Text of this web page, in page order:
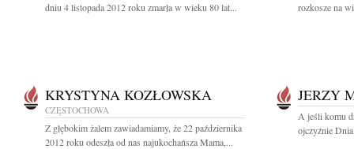
dniu 4 listopada 2012 roku zmarła w wieku 80 lat...
rozkosze na
KRYSTYNA KOZŁOWSKA
CZĘSTOCHOWA
Z głębokim żalem zawiadamiamy, że 22 października
2012 roku odeszła od nas najukochańsza Mama,...
JERZY
A jeśli komu
ojczyźnie